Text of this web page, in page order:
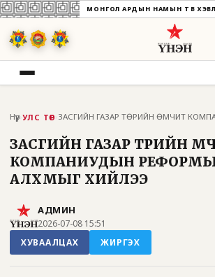
МОНГОЛ АРДЫН НАМЫН ТӨВ
Нүүр УЛС ТӨР
ЗАСГИЙН ГАЗАР ТӨРИЙН
КОМПАНИУДЫН
АЛХМЫГ ХИЙЛЭЭ
АДМИН
2026-07-08 15:51
ХУВААЛЦАХ
ЖИРГЭХ